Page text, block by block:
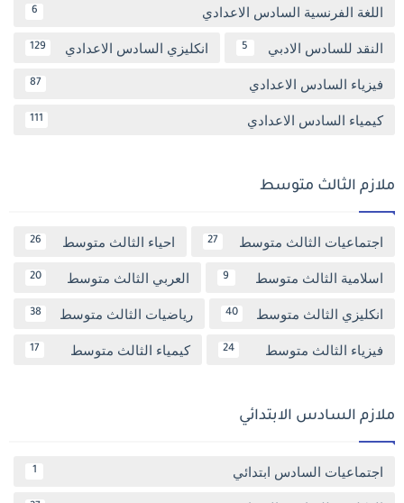
اللغة الفرنسية السادس الاعدادي 6
النقد للسادس الادبي 5 انكليزي السادس الاعدادي 129
فيزياء السادس الاعدادي 87
كيمياء السادس الاعدادي 111
ملازم الثالث متوسط
اجتماعيات الثالث متوسط 27 احياء الثالث متوسط 26
اسلامية الثالث متوسط 9 العربي الثالث متوسط 20
انكليزي الثالث متوسط 40 رياضيات الثالث متوسط 38
فيزياء الثالث متوسط 24 كيمياء الثالث متوسط 17
ملازم السادس الابتدائي
اجتماعيات السادس ابتدائي 1